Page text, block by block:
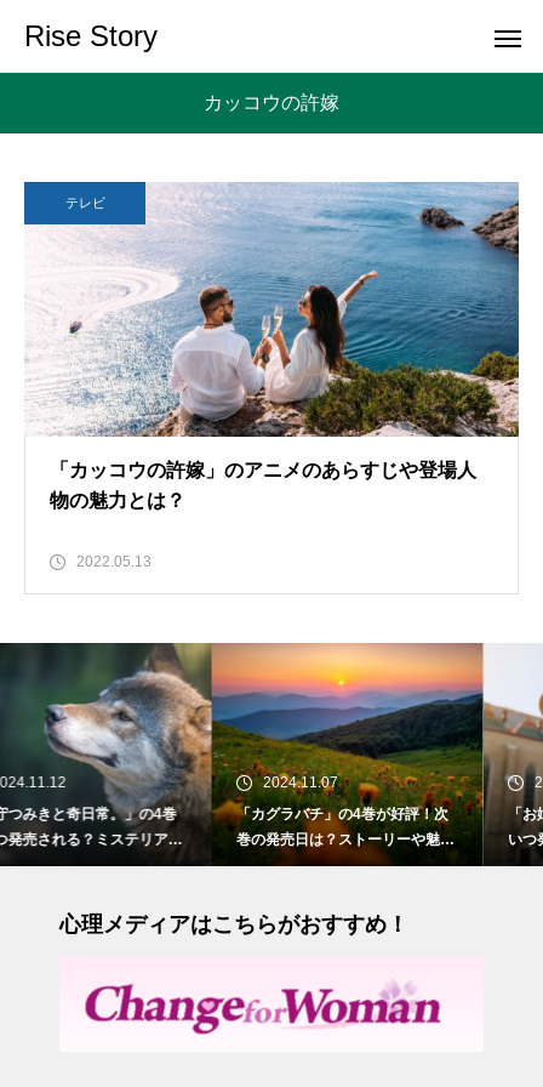
Rise Story
カッコウの許嫁
テレビ
「カッコウの許嫁」のアニメのあらすじや登場人
物の魅力とは？
2022.05.13
の4巻
アス
2024.11.07
「カグラバチ」の4巻が好評！次
巻の発売日は？ストーリーや魅力
も紹介
2024.10.28
「お姉ちゃんの翠くん」
いつ発売される？苦手だ
との切ない初恋
心理メディアはこちらがおすすめ！